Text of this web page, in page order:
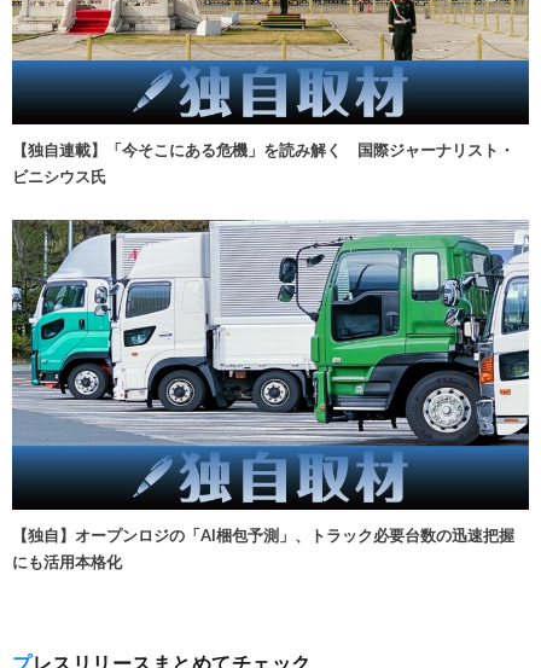
【独自連載】「今そこにある危機」を読み解く 国際ジャーナリスト・
ビニシウス氏
【独自】オープンロジの「AI梱包予測」、トラック必要台数の迅速把握
にも活用本格化
プレスリリースまとめてチェック